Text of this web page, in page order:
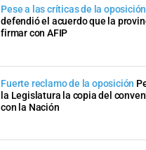
Pese a las críticas de la oposición
defendió el acuerdo que la
firmar con AFIP
Fuerte reclamo de la oposición
la Legislatura la copia del
con la Nación